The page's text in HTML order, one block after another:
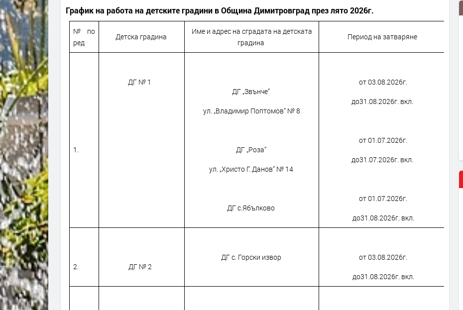
График на работа на детските градини в Община Димитровград през лято 2026г.
№ по
ред
Детска градина
Име и адрес на сградата на детската
градина
Период на затваряне
1.
ДГ № 1
ДГ „Звънче”
ул. „Владимир Поптомов” № 8
ДГ „Роза”
ул. „Христо Г. Данов” № 14
ДГ с.Ябълково
от 03.08.2026г.
до31.08.2026г. вкл.
от 01.07.2026г.
до31.07.2026г. вкл.
от 01.07.2026г.
до31.08.2026г. вкл.
2. ДГ № 2
ДГ с. Горски извор от 03.08.2026г.
до31.08.2026г. вкл.